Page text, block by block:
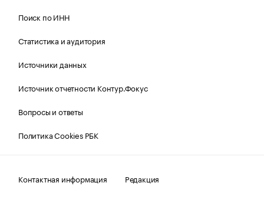
Поиск по ИНН
Статистика и аудитория
Источники данных
Источник отчетности Контур.Фокус
Вопросы и ответы
Политика Cookies РБК
Контактная информация
Редакция